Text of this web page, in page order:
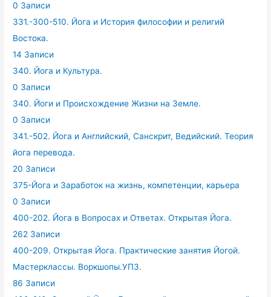
0 Записи
331.-300-510. Йога и История философии и религий
Востока.
14 Записи
340. Йога и Культура.
0 Записи
340. Йоги и Происхождение Жизни на Земле.
0 Записи
341.-502. Йога и Английский, Санскрит, Ведийский. Теория
йога перевода.
20 Записи
375-Йога и Заработок на жизнь, компетенции, карьера
0 Записи
400-202. Йога в Вопросах и Ответах. Открытая Йога.
262 Записи
400-209. Открытая Йога. Практические занятия Йогой.
Мастерклассы. Воркшопы.УПЗ.
86 Записи